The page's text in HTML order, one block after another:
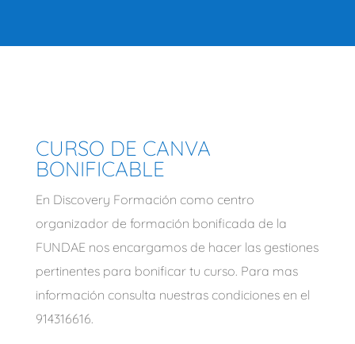
CURSO DE CANVA
BONIFICABLE
En Discovery Formación como centro
organizador de formación bonificada de la
FUNDAE nos encargamos de hacer las gestiones
pertinentes para bonificar tu curso. Para mas
información consulta nuestras condiciones en el
914316616.